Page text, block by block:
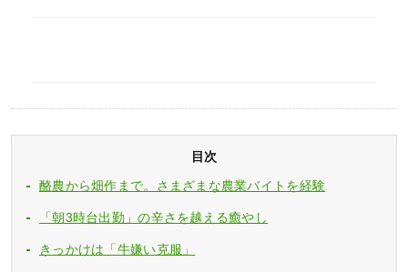
目次
酪農から畑作まで。さまざまな農業バイトを経験
「朝3時台出勤」の辛さを越える癒やし
きっかけは「牛嫌い克服」